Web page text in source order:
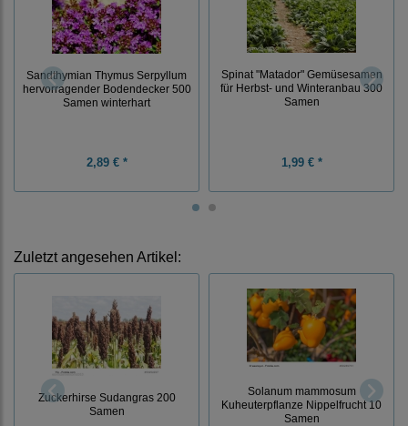
Sandthymian Thymus Serpyllum
hervorragender Bodendecker 500
Samen winterhart
2,89 € *
Spinat "Matador" Gemüsesamen
für Herbst- und Winteranbau 300
Samen
1,99 € *
Zuletzt angesehen Artikel:
Zuckerhirse Sudangras 200
Samen
Solanum mammosum
Kuheuterpflanze Nippelfrucht 10
Samen